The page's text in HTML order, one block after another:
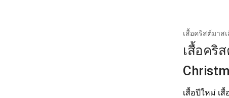
เสื้อคริสต์มาส
เสื้อคริ
เสื้อปีใหม่ เ